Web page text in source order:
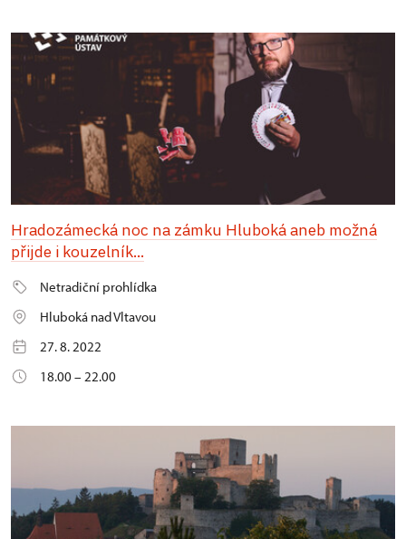
Hradozámecká noc na zámku Hluboká aneb možná
přijde i kouzelník...
Netradiční prohlídka
Hluboká nad Vltavou
27. 8. 2022
18.00 – 22.00